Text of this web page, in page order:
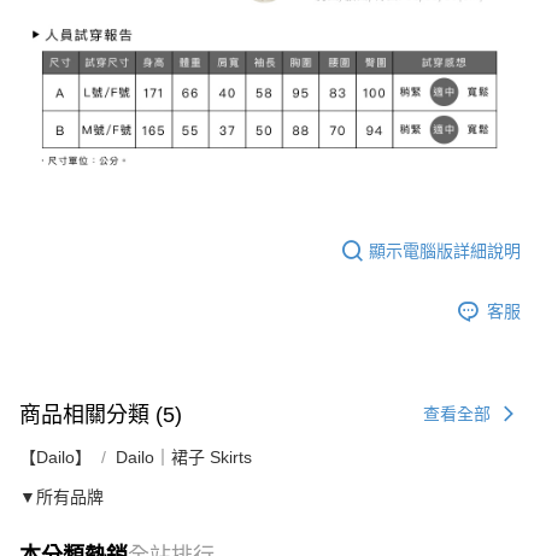
顯示電腦版詳細說明
客服
商品相關分類 (5) 查看全部
【Dailo】 Dailo｜裙子 Skirts
▼所有品牌